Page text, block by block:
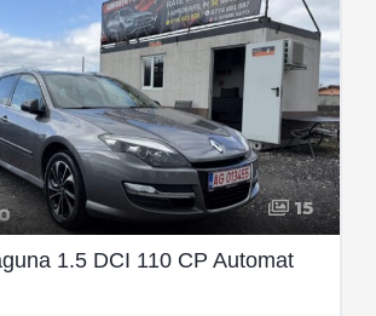
15
1.5 DCI 110 CP Automat